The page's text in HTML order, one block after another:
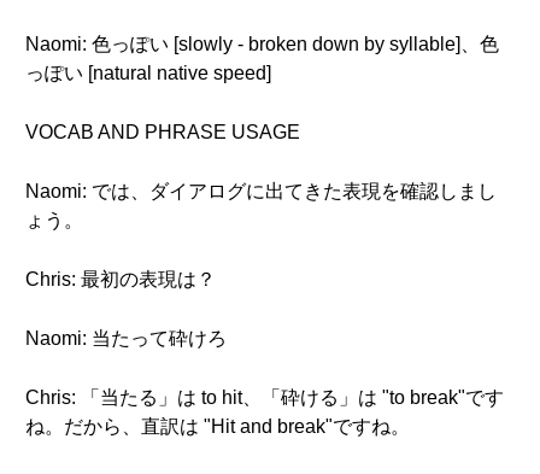
Naomi: 色っぽい [slowly - broken down by syllable]、色
っぽい [natural native speed]
VOCAB AND PHRASE USAGE
Naomi: では、ダイアログに出てきた表現を確認しまし
ょう。
Chris: 最初の表現は？
Naomi: 当たって砕けろ
Chris: 「当たる」は to hit、「砕ける」は "to break"です
ね。だから、直訳は "Hit and break"ですね。